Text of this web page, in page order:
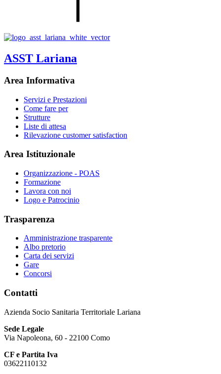
ASST Lariana
Area Informativa
Servizi e Prestazioni
Come fare per
Strutture
Liste di attesa
Rilevazione customer satisfaction
Area Istituzionale
Organizzazione - POAS
Formazione
Lavora con noi
Logo e Patrocinio
Trasparenza
Amministrazione trasparente
Albo pretorio
Carta dei servizi
Gare
Concorsi
Contatti
Azienda Socio Sanitaria Territoriale Lariana
Sede Legale
Via Napoleona, 60 - 22100 Como
CF e Partita Iva
03622110132